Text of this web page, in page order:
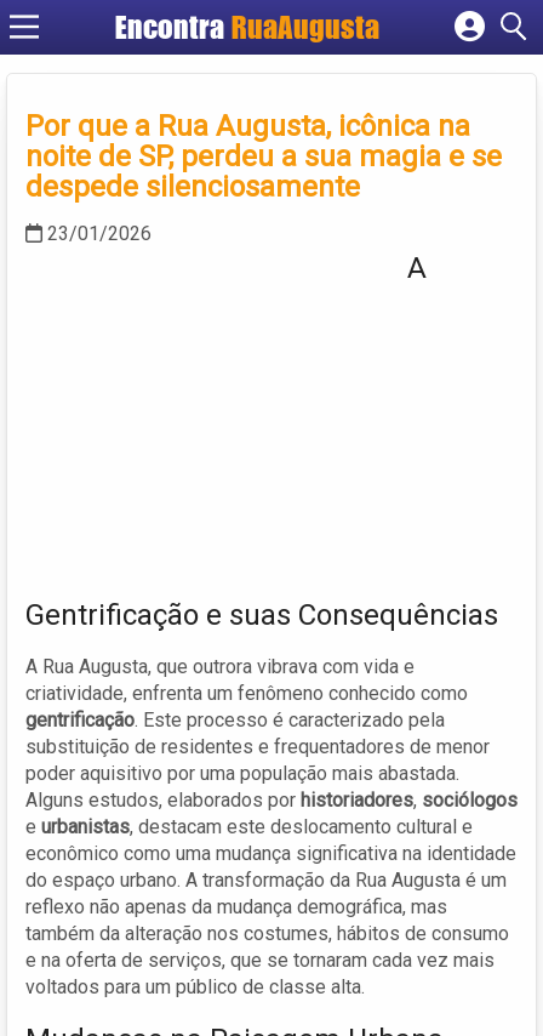
Encontra RuaAugusta
Cadastrar empresa
Criar conta
Por que a Rua Augusta, icônica na
noite de SP, perdeu a sua magia e se
despede silenciosamente
23/01/2026
A
Gentrificação e suas Consequências
A Rua Augusta, que outrora vibrava com vida e
criatividade, enfrenta um fenômeno conhecido como
gentrificação. Este processo é caracterizado pela
substituição de residentes e frequentadores de menor
poder aquisitivo por uma população mais abastada.
Alguns estudos, elaborados por historiadores, sociólogos
e urbanistas, destacam este deslocamento cultural e
econômico como uma mudança significativa na identidade
do espaço urbano. A transformação da Rua Augusta é um
reflexo não apenas da mudança demográfica, mas
também da alteração nos costumes, hábitos de consumo
e na oferta de serviços, que se tornaram cada vez mais
voltados para um público de classe alta.